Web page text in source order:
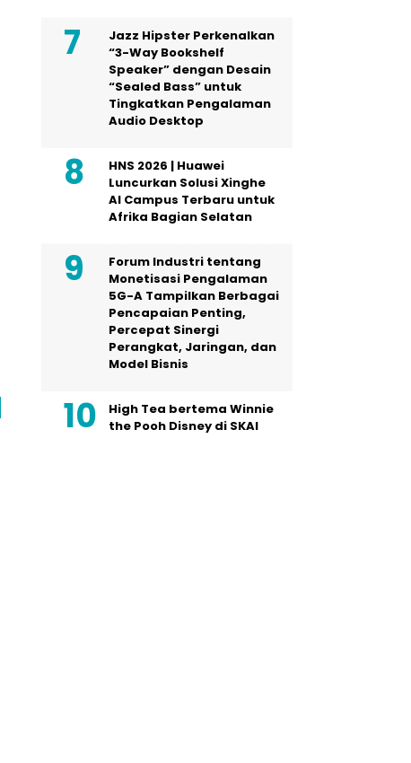
Jazz Hipster Perkenalkan
“3-Way Bookshelf
Speaker” dengan Desain
“Sealed Bass” untuk
Tingkatkan Pengalaman
Audio Desktop
HNS 2026 | Huawei
Luncurkan Solusi Xinghe
AI Campus Terbaru untuk
Afrika Bagian Selatan
Forum Industri tentang
Monetisasi Pengalaman
5G-A Tampilkan Berbagai
Pencapaian Penting,
Percepat Sinergi
Perangkat, Jaringan, dan
Model Bisnis
High Tea bertema Winnie
the Pooh Disney di SKAI